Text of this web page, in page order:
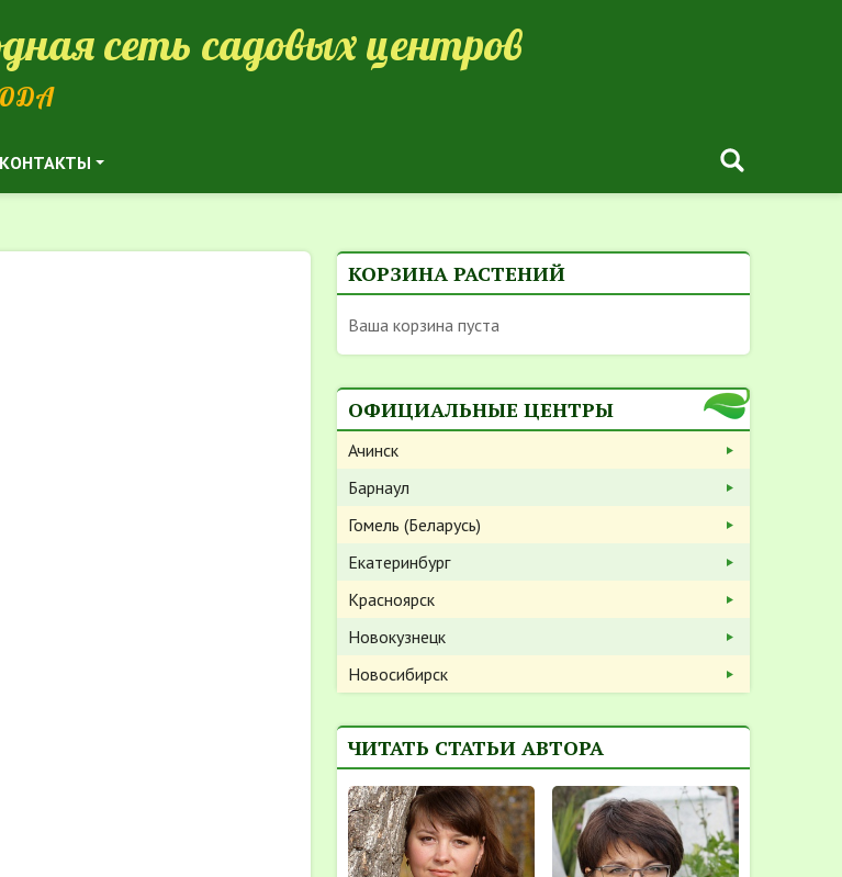
сеть садовых центров
КОНТАКТЫ
КОРЗИНА РАСТЕНИЙ
Ваша корзина пуста
ОФИЦИАЛЬНЫЕ ЦЕНТРЫ
Ачинск
Барнаул
Гомель (Беларусь)
Екатеринбург
Красноярск
Новокузнецк
Новосибирск
ЧИТАТЬ СТАТЬИ АВТОРА